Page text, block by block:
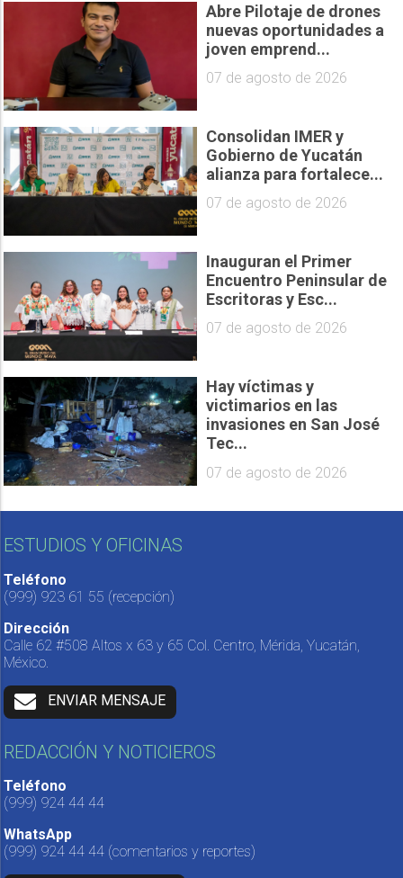
Abre Pilotaje de drones
nuevas oportunidades a
joven emprend...
07 de agosto de 2026
Consolidan IMER y
Gobierno de Yucatán
alianza para fortalece...
07 de agosto de 2026
Inauguran el Primer
Encuentro Peninsular de
Escritoras y Esc...
07 de agosto de 2026
Hay víctimas y
victimarios en las
invasiones en San José
Tec...
07 de agosto de 2026
ESTUDIOS Y OFICINAS
Teléfono
(999) 923 61 55 (recepción)
Dirección
Calle 62 #508 Altos x 63 y 65 Col. Centro, Mérida, Yucatán,
México.
ENVIAR MENSAJE
REDACCIÓN Y NOTICIEROS
Teléfono
(999) 924 44 44
WhatsApp
(999) 924 44 44 (comentarios y reportes)